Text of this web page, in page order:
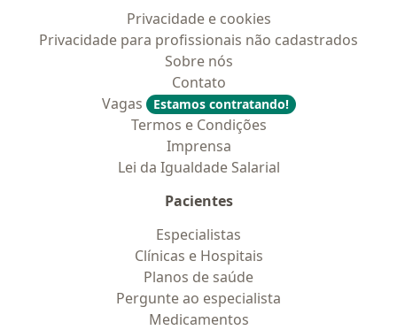
Privacidade e cookies
Privacidade para profissionais não cadastrados
Sobre nós
Contato
Vagas
Estamos contratando!
Termos e Condições
Imprensa
Lei da Igualdade Salarial
Pacientes
Especialistas
Clínicas e Hospitais
Planos de saúde
Pergunte ao especialista
Medicamentos